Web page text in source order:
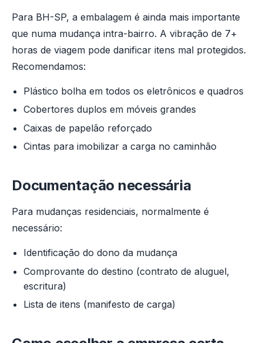
Para BH-SP, a embalagem é ainda mais importante
que numa mudança intra-bairro. A vibração de 7+
horas de viagem pode danificar itens mal protegidos.
Recomendamos:
Plástico bolha em todos os eletrônicos e quadros
Cobertores duplos em móveis grandes
Caixas de papelão reforçado
Cintas para imobilizar a carga no caminhão
Documentação necessária
Para mudanças residenciais, normalmente é
necessário:
Identificação do dono da mudança
Comprovante do destino (contrato de aluguel,
escritura)
Lista de itens (manifesto de carga)